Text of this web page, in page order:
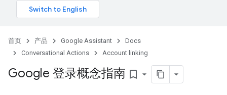
首页 产品 Google Assistant
Docs
Conversational Actions
Account linking
Google 登录概念指南 bookmark_border